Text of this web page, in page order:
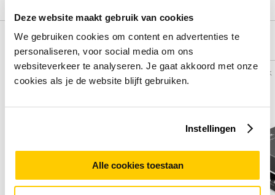
Deze website maakt gebruik van cookies
We gebruiken cookies om content en advertenties te
personaliseren, voor social media om ons
websiteverkeer te analyseren. Je gaat akkoord met onze
cookies als je de website blijft gebruiken.
Instellingen
Alle cookies toestaan
Alternatieven
Vergelijk Vergelijk